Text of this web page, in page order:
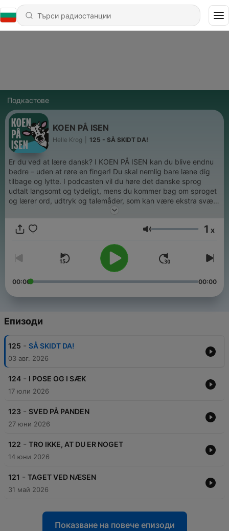
Подкастове
KOEN PÅ ISEN
Helle Krog 125 - SÅ SKIDT DA!
Er du ved at lære dansk? I KOEN PÅ ISEN kan du blive endnu
bedre – uden at røre en finger! Du skal nemlig bare læne dig
tilbage og lytte. I podcasten vil du høre det danske sprog
udtalt langsomt og tydeligt, mens du kommer bag om sproget
og lærer ord, udtryk og talemåder, som kan være ekstra svære
at forstå for udlændinge/ikke-dansksprogede. F.eks. vil du
ikke drikker kaffe, eller tager benene på nakken, selvom de
nemmere at forstå dansk – det bliver også sjovere.
Сила на звука
1 x
00:00 00:00
Епизоди
125 - SÅ SKIDT DA!
03 авг. 2026
124 - I POSE OG I SÆK
17 юли 2026
123 - SVED PÅ PANDEN
27 юни 2026
122 - TRO IKKE, AT DU ER NOGET
14 юни 2026
121 - TAGET VED NÆSEN
31 май 2026
Показване на повече епизоди